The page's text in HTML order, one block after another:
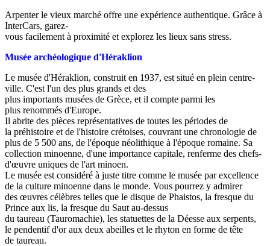
Arpenter le vieux marché offre une expérience authentique. Grâce à
InterCars, garez-
vous facilement à proximité et explorez les lieux sans stress.
Musée archéologique d'Héraklion
Le musée d'Héraklion, construit en 1937, est situé en plein centre-
ville. C'est l'un des plus grands et des
plus importants musées de Grèce, et il compte parmi les
plus renommés d'Europe.
Il abrite des pièces représentatives de toutes les périodes de
la préhistoire et de l'histoire crétoises, couvrant une chronologie de
plus de 5 500 ans, de l'époque néolithique à l'époque romaine. Sa
collection minoenne, d'une importance capitale, renferme des chefs-
d'œuvre uniques de l'art minoen.
Le musée est considéré à juste titre comme le musée par excellence
de la culture minoenne dans le monde. Vous pourrez y admirer
des œuvres célèbres telles que le disque de Phaistos, la fresque du
Prince aux lis, la fresque du Saut au-dessus
du taureau (Tauromachie), les statuettes de la Déesse aux serpents,
le pendentif d'or aux deux abeilles et le rhyton en forme de tête
de taureau.